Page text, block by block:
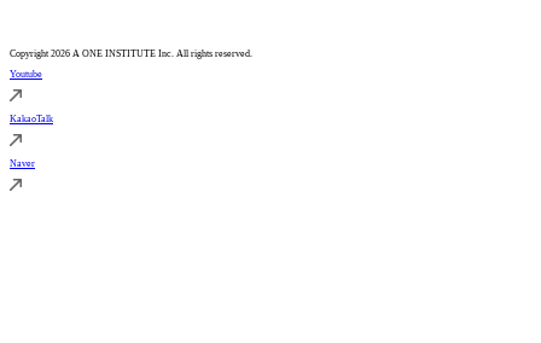
Copyright 2026 A ONE INSTITUTE Inc. All rights reserved.
Youtube
KakaoTalk
Naver